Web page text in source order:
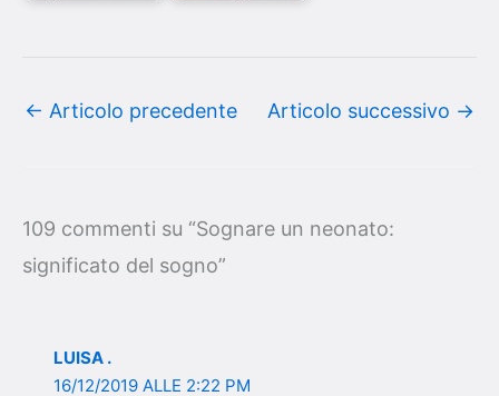
← Articolo precedente Articolo successivo →
109 commenti su “Sognare un neonato:
significato del sogno”
LUISA .
16/12/2019 ALLE 2:22 PM